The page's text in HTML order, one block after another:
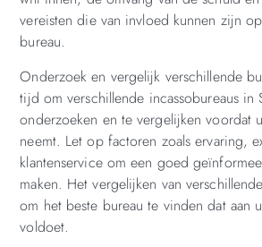
vereisten die van invloed kunnen zijn
bureau.
Onderzoek en vergelijk verschillende
tijd om verschillende incassobureaus in
onderzoeken en te vergelijken voordat
neemt. Let op factoren zoals ervaring,
klantenservice om een goed
maken. Het vergelijken van
om het beste bureau te vinden dat aan
voldoet.